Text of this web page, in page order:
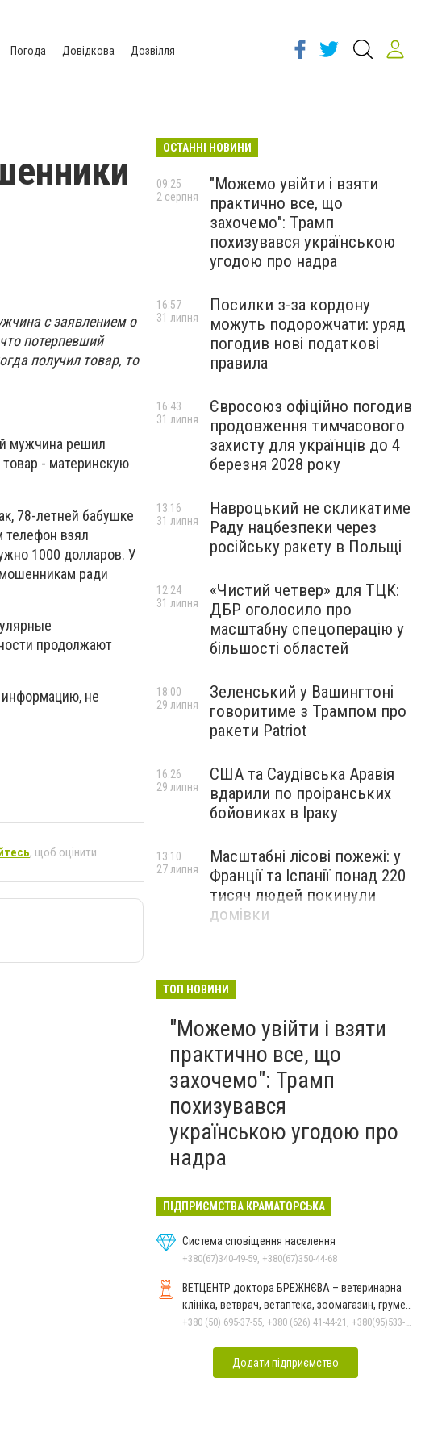
Погода Довідкова
Дозвілля
с заявлением о
потерпевший
получил товар, то
мужчина решил
товар - материнскую
78-летней бабушке
телефон взял
1000 долларов. У
ради
продолжают
не
, щоб оцінити
ОСТАННІ НОВИНИ
"Можемо увійти і взяти
практично все, що
захочемо": Трамп
похизувався українською
угодою про надра
09:25
2 серпня
Посилки з-за кордону
можуть подорожчати: уряд
погодив нові податкові
правила
16:57
31 липня
Євросоюз офіційно погодив
продовження тимчасового
захисту для українців до 4
березня 2028 року
16:43
31 липня
Навроцький не скликатиме
Раду нацбезпеки через
російську ракету в Польщі
13:16
31 липня
«Чистий четвер» для ТЦК:
ДБР оголосило про
масштабну спецоперацію у
більшості областей
12:24
31 липня
Зеленський у Вашингтоні
говоритиме з Трампом про
ракети Patriot
18:00
29 липня
США та Саудівська Аравія
вдарили по проіранських
бойовиках в Іраку
16:26
29 липня
Масштабні лісові пожежі: у
Франції та Іспанії понад 220
тисяч людей покинули
домівки
13:10
27 липня
ТОП НОВИНИ
"Можемо увійти і взяти
практично все, що
захочемо": Трамп
похизувався
українською угодою про
надра
ПІДПРИЄМСТВА КРАМАТОРСЬКА
Система сповіщення населення
+380(67)340-49-59, +380(67)350-44-68
ВЕТЦЕНТР доктора БРЕЖНЄВА – ветеринарна
клініка, ветврач, ветаптека, зоомагазин, грумер,
стрижки.
+380 (50) 695-37-55, +380 (626) 41-44-21, +380(95)533-90-03
Додати підприємство